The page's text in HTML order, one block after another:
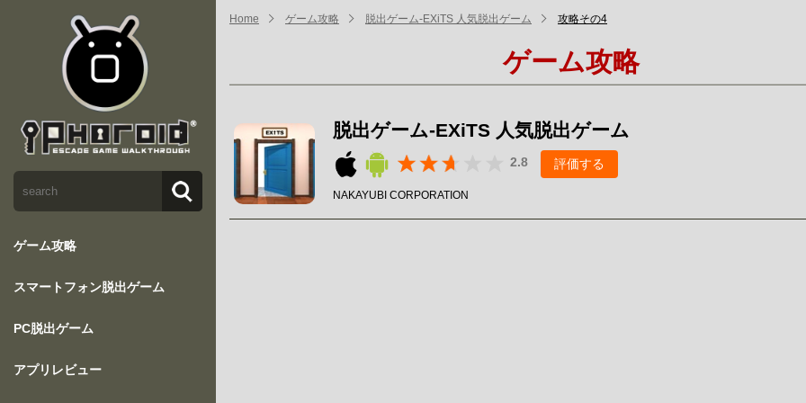
ゲーム攻略
スマートフォン脱出ゲーム
PC脱出ゲーム
アプリレビュー
Home ゲーム攻略 脱出ゲーム-EXiTS 人気脱出ゲーム 攻略その4
ゲーム攻略
脱出ゲーム-EXiTS 人気脱出ゲーム
2.8 評価する
NAKAYUBI CORPORATION